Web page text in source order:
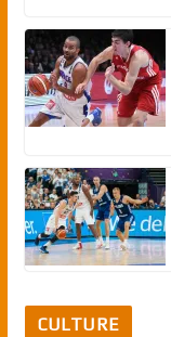
CULTURE